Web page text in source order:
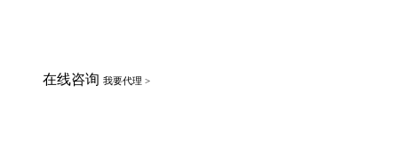
在线咨询 我要代理 >